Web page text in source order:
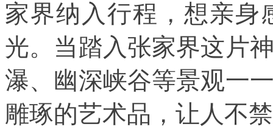
家界纳入行程，想亲身
光。当踏入张家界这片
瀑、幽深峡谷等景观一
雕琢的艺术品，让人不